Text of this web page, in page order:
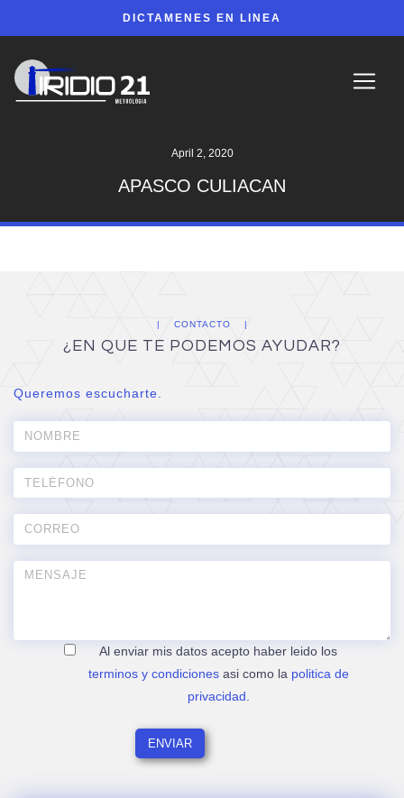
DICTAMENES EN LINEA
April 2, 2020
APASCO CULIACAN
CONTACTO
¿EN QUE TE PODEMOS AYUDAR?
Queremos escucharte.
Al enviar mis datos acepto haber leido los
terminos y condicionesasi como la politica de
privacidad